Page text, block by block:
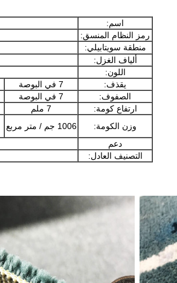
اسم:
رمز النظام المنسق:
منطقة سويتابيلي:
ألياف الغزل:
اللون:
يقذف:
7 في البوصة
الصفوف:
7 في البوصة
ارتفاع كومة:
7 ملم
وزن الكومة:
1006 جم / متر مربع
دعم
التصنيف العادل: